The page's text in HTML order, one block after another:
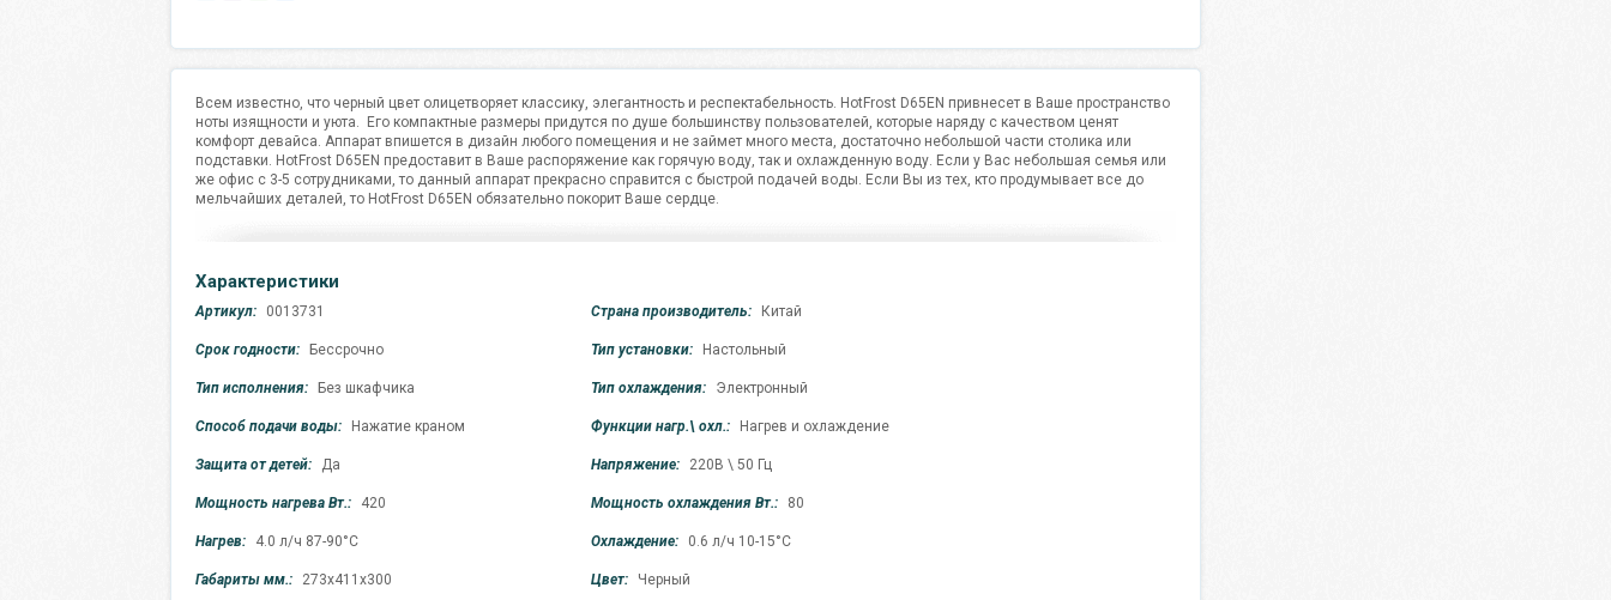
Всем известно, что черный цвет олицетворяет классику, элегантность и респектабельность. HotFrost D65EN привнесет в Ваше пространство
ноты изящности и уюта. Его компактные размеры придутся по душе большинству пользователей, которые наряду с качеством ценят
комфорт девайса. Аппарат впишется в дизайн любого помещения и не займет много места, достаточно небольшой части столика или
подставки. HotFrost D65EN предоставит в Ваше распоряжение как горячую воду, так и охлажденную воду. Если у Вас небольшая семья или
же офис с 3-5 сотрудниками, то данный аппарат прекрасно справится с быстрой подачей воды. Если Вы из тех, кто продумывает все до
мельчайших деталей, то HotFrost D65EN обязательно покорит Ваше сердце.
Характеристики
Артикул: 0013731 Страна производитель: Китай
Срок годности: Бессрочно Тип установки: Настольный
Тип исполнения: Без шкафчика Тип охлаждения: Электронный
Способ подачи воды: Нажатие краном Функции нагр.\ охл.: Нагрев и охлаждение
Защита от детей: Да Напряжение: 220В \ 50 Гц
Мощность нагрева Вт.: 420 Мощность охлаждения Вт.: 80
Нагрев: 4.0 л/ч 87-90°C Охлаждение: 0.6 л/ч 10-15°C
Габариты мм.: 273х411х300 Цвет: Черный